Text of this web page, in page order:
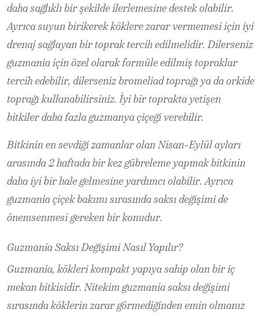
daha sağlıklı bir şekilde ilerlemesine destek olabilir.
Ayrıca suyun birikerek köklere zarar vermemesi için iyi
drenaj sağlayan bir toprak tercih edilmelidir. Dilerseniz
guzmania için özel olarak formüle edilmiş topraklar
tercih edebilir, dilerseniz bromeliad toprağı ya da orkide
toprağı kullanabilirsiniz. İyi bir toprakta yetişen
bitkiler daha fazla guzmanya çiçeği verebilir.
Bitkinin en sevdiği zamanlar olan Nisan-Eylül ayları
arasında 2 haftada bir kez gübreleme yapmak bitkinin
daha iyi bir hale gelmesine yardımcı olabilir. Ayrıca
guzmania çiçek bakımı sırasında saksı değişimi de
önemsenmesi gereken bir konudur.
Guzmania Saksı Değişimi Nasıl Yapılır?
Guzmania, kökleri kompakt yapıya sahip olan bir iç
mekan bitkisidir. Nitekim guzmania saksı değişimi
sırasında köklerin zarar görmediğinden emin olmanız